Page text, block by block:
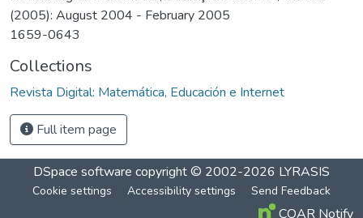
(2005): August 2004 - February 2005
1659-0643
Collections
Revista Digital: Matemática, Educación e Internet
Full item page
DSpace software copyright © 2002-2026 LYRASIS
Cookie settings Accessibility settings Send Feedback
COAR Notify